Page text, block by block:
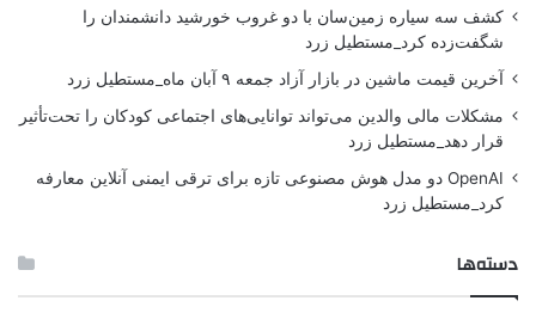
کشف سه سیاره زمین‌سان با دو غروب خورشید دانشمندان را
شگفت‌زده کرد_مستطیل زرد
آخرین قیمت ماشین در بازار آزاد جمعه ۹ آبان ماه_مستطیل زرد
مشکلات مالی والدین می‌تواند توانایی‌های اجتماعی کودکان را تحت‌تأثیر
قرار دهد_مستطیل زرد
OpenAI دو مدل هوش مصنوعی تازه برای ترقی ایمنی آنلاین معارفه
کرد_مستطیل زرد
دسته‌ها